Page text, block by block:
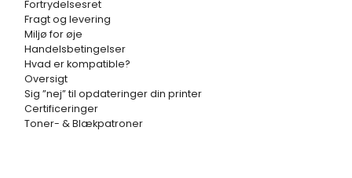
Fortrydelsesret
Fragt og levering
Miljø for øje
Handelsbetingelser
Hvad er kompatible?
Oversigt
Sig ”nej” til opdateringer din printer
Certificeringer
Toner- & Blækpatroner